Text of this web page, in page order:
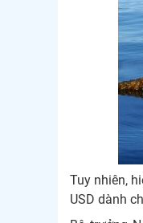
Tuy nhiên,
USD dành